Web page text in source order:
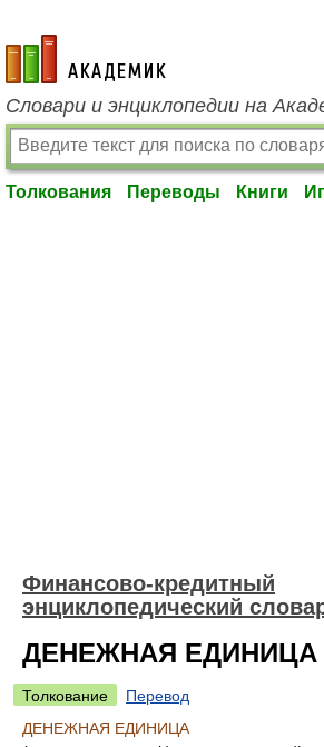
academic.ru
Словари и энциклопедии на
Толкования Переводы Книги
Финансово-кредитный
энциклопедический
ДЕНЕЖНАЯ ЕДИНИЦА
Толкование
Перевод
ДЕНЕЖНАЯ ЕДИНИЦА